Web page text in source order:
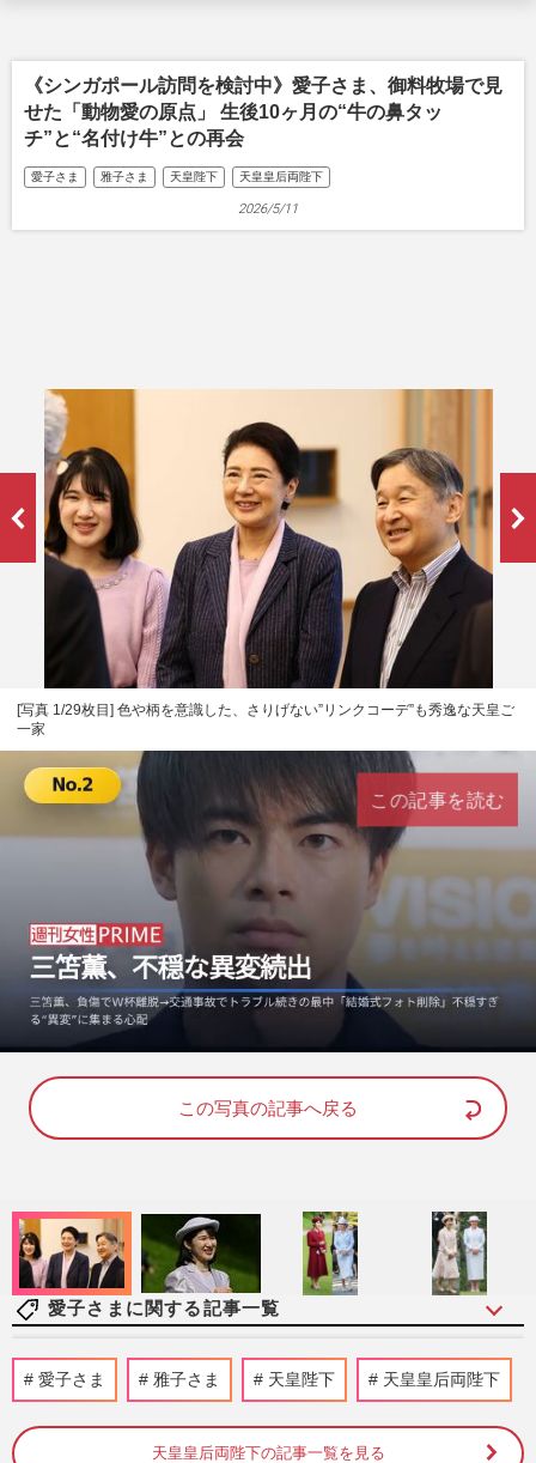
《シンガポール訪問を検討中》愛子さま、御料牧場で見
せた「動物愛の原点」 生後10ヶ月の“牛の鼻タッ
チ”と“名付け牛”との再会
愛子さま 雅子さま 天皇陛下 天皇皇后両陛下
2026/5/11
[写真 1/29枚目] 色や柄を意識した、さりげない”リンクコーデ”も秀逸な天皇ご
一家
n
u
o
d
d
:
この記事を読む
この写真の記事へ戻る
愛子さまに関する記事一覧
《佳子さまの歩み》皇室典範改正案の成立
に天皇陛下、愛子さまらの考えは？疑問が
週刊女性2026年8月11日号 2026/8/2
愛子さま 雅子さま 天皇陛下 天皇皇后両陛下
天皇皇后両陛下の記事一覧を見る